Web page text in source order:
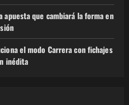
apuesta que cambiará la forma en
el modo Carrera con fichajes
inédita